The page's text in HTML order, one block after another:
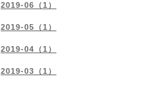
2019-06（1）
2019-05（1）
2019-04（1）
2019-03（1）